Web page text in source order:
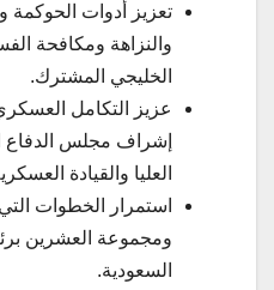
تعزيز أدوات الحوكمة
والنزاهة ومكافحة
الخليجي المشترك.
عزيز التكامل
إشراف مجلس الدفاع
العليا والقيادة
استمرار الخطوات
ومجموعة العشرين
السعودية.